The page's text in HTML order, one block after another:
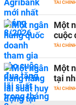
TÀI
Một
cuộc
TÀI
Một
tại
TÀI